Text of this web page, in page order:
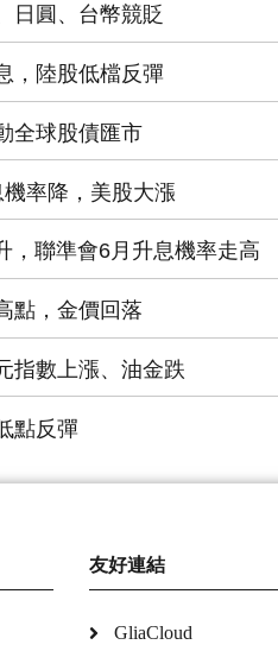
日圓、台幣競貶
，陸股低檔反彈
全球股債匯市
率降，美股大漲
，聯準會6月升息機率走高
點，金價回落
指數上漲、油金跌
點反彈
友好連結
GliaCloud